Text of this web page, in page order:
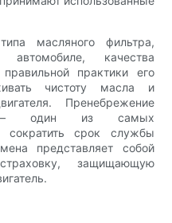
масляного фильтра,
качества
практики его
чистоту масла и
Пренебрежение
— один из самых
сократить срок службы
представляет собой
защищающую